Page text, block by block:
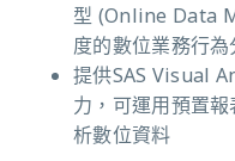
型 (Online Data
度的數位業務行為
提供SAS Visual
力，可運用預置
析數位資料